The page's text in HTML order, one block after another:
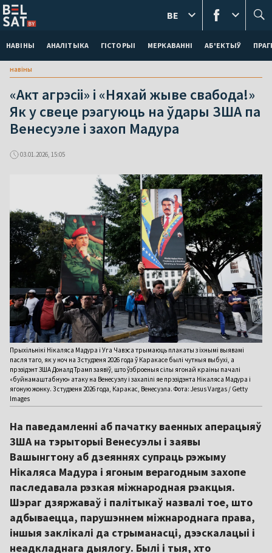
НАВІНЫ АНАЛІТЫКА ГІСТОРЫІ МЕРКАВАННI АБ'ЕКТЫЎ
BE
навіны
«Акт агрэсіі» і «Няхай жыве свабода!»
Як у свеце рэагуюць на ўдары ЗША па
Венесуэле і захоп Мадура
03.01.2026, 15:05
Прыхільнікі Нікаляса Мадура і Уга Чавэса трымаюць плакаты з іхнымі выявамі
пасля таго, як у ноч на 3 студзеня 2026 года ў Каракасе былі чутныя выбухі, а
прэзідэнт ЗША Доналд Трамп заявіў, што ўзброеныя сілы ягонай краіны пачалі
«буйнамаштабную» атаку на Венесуэлу і захапілі яе прэзідэнта Нікаляса Мадура і
ягоную жонку. 3 студзеня 2026 года, Каракас, Венесуэла. Фота: Jesus Vargas / Getty
Images
На паведамленні аб пачатку ваенных аперацыяў
ЗША на тэрыторыі Венесуэлы і заявы
Вашынгтону аб дзеяннях супраць рэжыму
Нікаляса Мадура і ягоным верагодным захопе
паследавала рэзкая міжнародная рэакцыя.
Шэраг дзяржаваў і палітыкаў назвалі тое, што
адбываецца, парушэннем міжнароднага права,
іншыя заклікалі да стрыманасці, дээскалацыі і
неадкладнага дыялогу. Былі і тыя, хто